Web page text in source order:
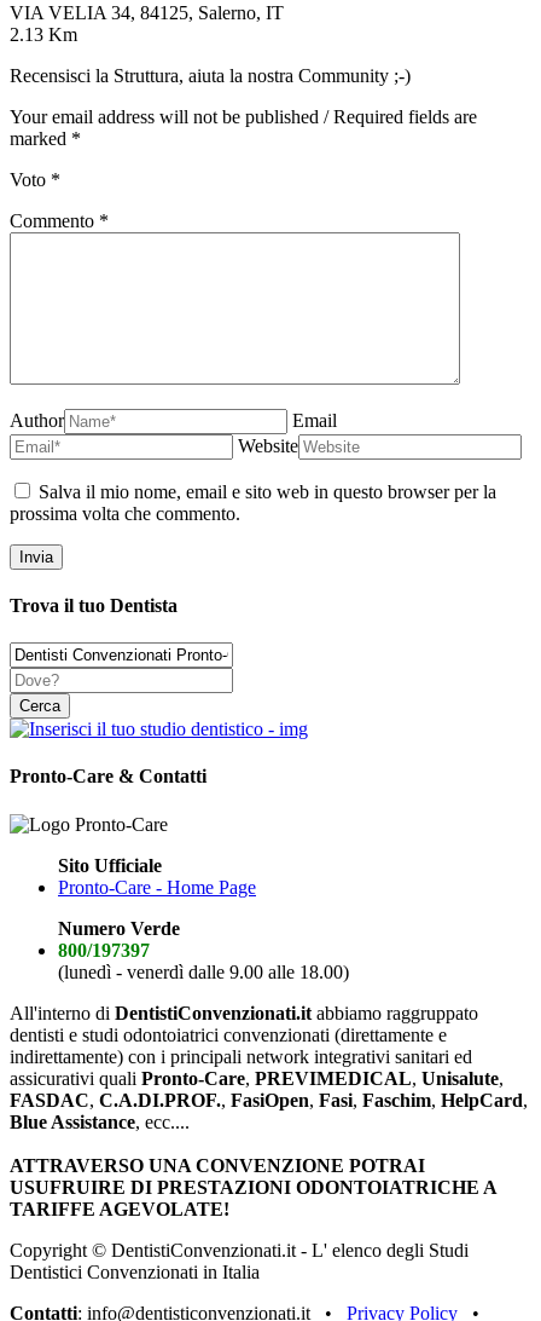
VIA VELIA 34, 84125, Salerno, IT
2.13 Km
Recensisci la Struttura, aiuta la nostra Community ;-)
Your email address will not be published / Required fields are
marked *
Voto *
Commento *
Author
Email
Website
Salva il mio nome, email e sito web in questo browser per la
prossima volta che commento.
Trova il tuo Dentista
Pronto-Care & Contatti
Sito Ufficiale
Pronto-Care - Home Page
Numero Verde
800/197397
(lunedì - venerdì dalle 9.00 alle 18.00)
All'interno di DentistiConvenzionati.it abbiamo raggruppato
dentisti e studi odontoiatrici convenzionati (direttamente e
indirettamente) con i principali network integrativi sanitari ed
assicurativi quali Pronto-Care, PREVIMEDICAL, Unisalute,
FASDAC, C.A.DI.PROF., FasiOpen, Fasi, Faschim, HelpCard,
Blue Assistance, ecc....
ATTRAVERSO UNA CONVENZIONE POTRAI
USUFRUIRE DI PRESTAZIONI ODONTOIATRICHE A
TARIFFE AGEVOLATE!
Copyright © DentistiConvenzionati.it - L' elenco degli Studi
Dentistici Convenzionati in Italia
Contatti: info@dentisticonvenzionati.it • Privacy Policy •